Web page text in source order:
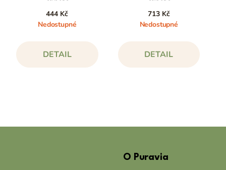
444 Kč
Nedostupné
DETAIL
713 Kč
Nedostupné
DETAIL
O Puravia